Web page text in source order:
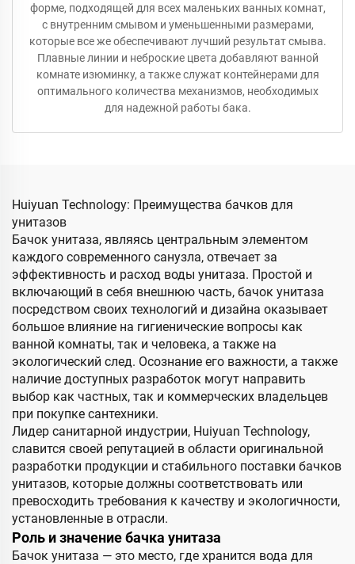
форме, подходящей для всех маленьких ванных комнат,
с внутренним смывом и уменьшенными размерами,
которые все же обеспечивают лучший результат смыва.
Плавные линии и неброские цвета добавляют ванной
комнате изюминку, а также служат контейнерами для
оптимального количества механизмов, необходимых
для надежной работы бака.
Huiyuan Technology: Преимущества бачков для
унитазов
Бачок унитаза, являясь центральным элементом
каждого современного санузла, отвечает за
эффективность и расход воды унитаза. Простой и
включающий в себя внешнюю часть, бачок унитаза
посредством своих технологий и дизайна оказывает
большое влияние на гигиенические вопросы как
ванной комнаты, так и человека, а также на
экологический след. Осознание его важности, а также
наличие доступных разработок могут направить
выбор как частных, так и коммерческих владельцев
при покупке сантехники.
Лидер санитарной индустрии, Huiyuan Technology,
славится своей репутацией в области оригинальной
разработки продукции и стабильного поставки бачков
унитазов, которые должны соответствовать или
превосходить требования к качеству и экологичности,
установленные в отрасли.
Роль и значение бачка унитаза
Бачок унитаза — это место, где хранится вода для